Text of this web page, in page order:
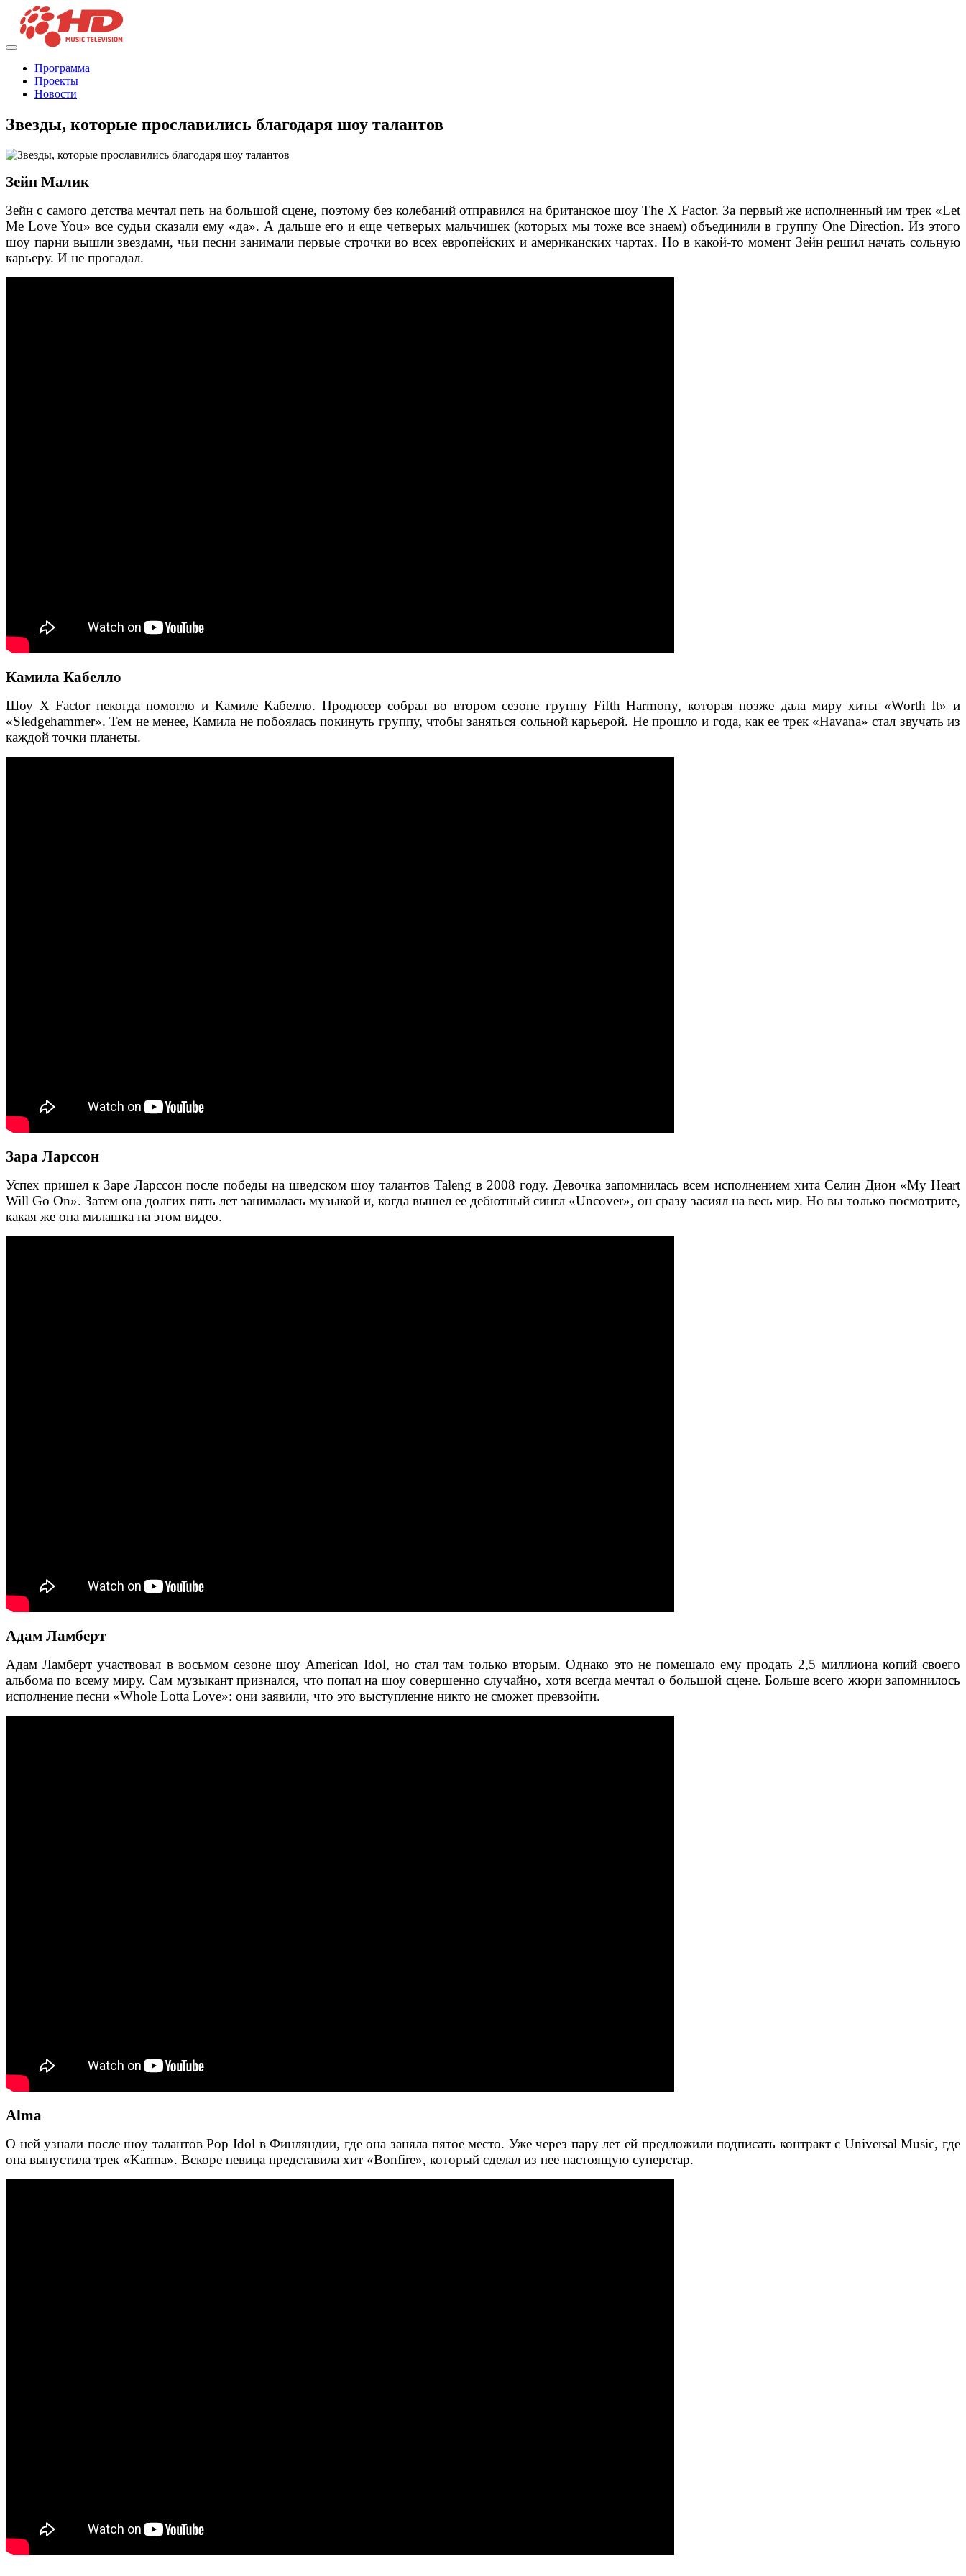
Программа
Проекты
Новости
Звезды, которые прославились благодаря шоу талантов
Зейн Малик
Зейн с самого детства мечтал петь на большой сцене, поэтому без колебаний отправился на британское шоу The X Factor. За первый же исполненный им трек «Let
Me Love You» все судьи сказали ему «да». А дальше его и еще четверых мальчишек (которых мы тоже все знаем) объединили в группу One Direction. Из этого
шоу парни вышли звездами, чьи песни занимали первые строчки во всех европейских и американских чартах. Но в какой-то момент Зейн решил начать сольную
карьеру. И не прогадал.
Камила Кабелло
Шоу X Factor некогда помогло и Камиле Кабелло. Продюсер собрал во втором сезоне группу Fifth Harmony, которая позже дала миру хиты «Worth It» и
«Sledgehammer». Тем не менее, Камила не побоялась покинуть группу, чтобы заняться сольной карьерой. Не прошло и года, как ее трек «Havana» стал звучать из
каждой точки планеты.
Зара Ларссон
Успех пришел к Заре Ларссон после победы на шведском шоу талантов Taleng в 2008 году. Девочка запомнилась всем исполнением хита Селин Дион «My Heart
Will Go On». Затем она долгих пять лет занималась музыкой и, когда вышел ее дебютный сингл «Uncover», он сразу засиял на весь мир. Но вы только посмотрите,
какая же она милашка на этом видео.
Адам Ламберт
Адам Ламберт участвовал в восьмом сезоне шоу American Idol, но стал там только вторым. Однако это не помешало ему продать 2,5 миллиона копий своего
альбома по всему миру. Сам музыкант признался, что попал на шоу совершенно случайно, хотя всегда мечтал о большой сцене. Больше всего жюри запомнилось
исполнение песни «Whole Lotta Love»: они заявили, что это выступление никто не сможет превзойти.
Alma
О ней узнали после шоу талантов Pop Idol в Финляндии, где она заняла пятое место. Уже через пару лет ей предложили подписать контракт с Universal Music, где
она выпустила трек «Karma». Вскоре певица представила хит «Bonfire», который сделал из нее настоящую суперстар.